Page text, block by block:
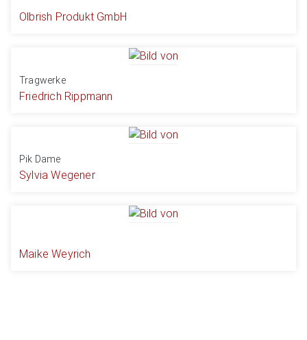
Olbrish Produkt GmbH
Tragwerke
Friedrich Rippmann
Pik Dame
Sylvia Wegener
Maike Weyrich